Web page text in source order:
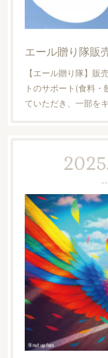
エール贈り隊販
【エール贈り隊】販
トのサポート(食料
ていただき、一部を